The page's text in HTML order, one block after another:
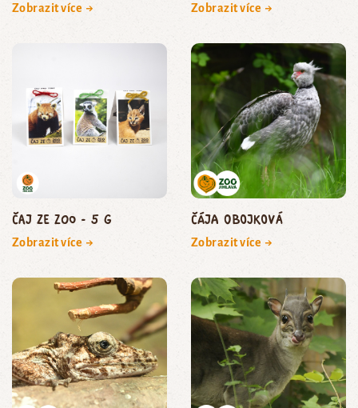
Zobrazit více → Zobrazit více →
Čaj ze zoo - 5 g
Zobrazit více →
čája obojková
Zobrazit více →